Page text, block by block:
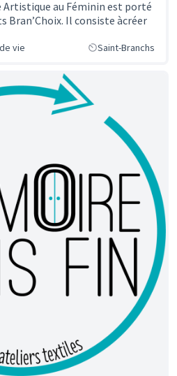
Artistique au Féminin est porté
Bran’Choix. Il consiste àcréer
vie Saint-Branchs